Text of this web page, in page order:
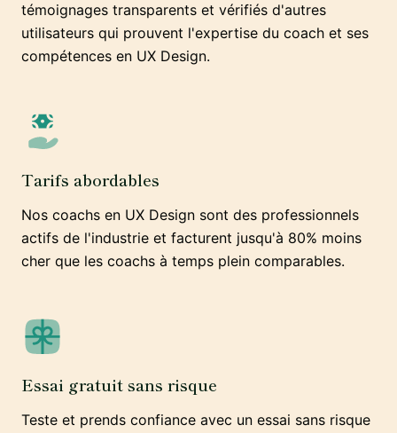
témoignages transparents et vérifiés d'autres
utilisateurs qui prouvent l'expertise du coach et ses
compétences en UX Design.
Tarifs abordables
Nos coachs en UX Design sont des professionnels
actifs de l'industrie et facturent jusqu'à 80% moins
cher que les coachs à temps plein comparables.
Essai gratuit sans risque
Teste et prends confiance avec un essai sans risque